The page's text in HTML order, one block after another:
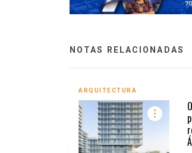
NOTAS RELACIONADAS
ARQUITECTURA